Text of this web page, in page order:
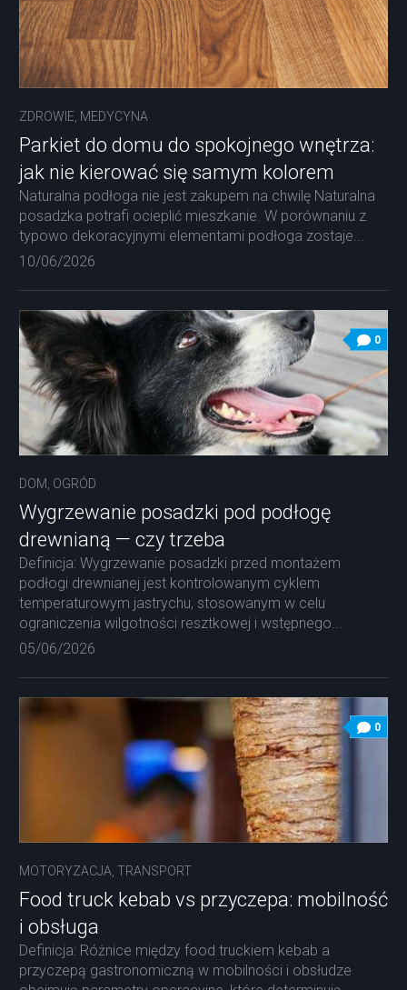
ZDROWIE, MEDYCYNA
Parkiet do domu do spokojnego wnętrza:
jak nie kierować się samym kolorem
Naturalna podłoga nie jest zakupem na chwilę Naturalna
posadzka potrafi ocieplić mieszkanie. W porównaniu z
typowo dekoracyjnymi elementami podłoga zostaje...
10/06/2026
0
DOM, OGRÓD
Wygrzewanie posadzki pod podłogę
drewnianą — czy trzeba
Definicja: Wygrzewanie posadzki przed montażem
podłogi drewnianej jest kontrolowanym cyklem
temperaturowym jastrychu, stosowanym w celu
ograniczenia wilgotności resztkowej i wstępnego...
05/06/2026
0
MOTORYZACJA, TRANSPORT
Food truck kebab vs przyczepa: mobilność
i obsługa
Definicja: Różnice między food truckiem kebab a
przyczepą gastronomiczną w mobilności i obsłudze